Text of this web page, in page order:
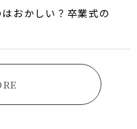
おかしい？卒業式の